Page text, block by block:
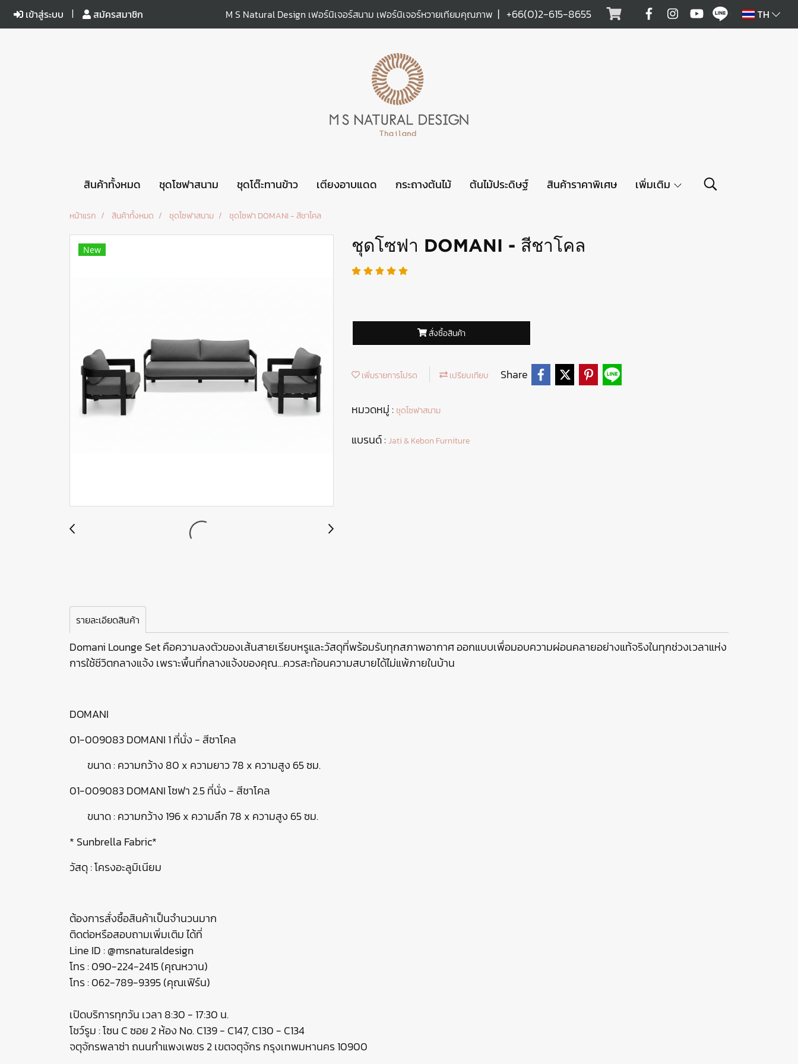
เข้าสู่ระบบ สมัครสมาชิก M S Natural Design เฟอร์นิเจอร์สนาม เฟอร์นิเจอร์หวายเทียมคุณภาพ | +66(0)2-615-8655 TH
สินค้าทั้งหมด ชุดโซฟาสนาม ชุดโต๊ะทานข้าว เตียงอาบแดด กระถางต้นไม้ ต้นไม้ประดิษฐ์ สินค้าราคาพิเศษ เพิ่มเติม
หน้าแรก สินค้าทั้งหมด ชุดโซฟาสนาม ชุดโซฟา DOMANI - สีชาโคล
New ชุดโซฟา DOMANI - สีชาโคล
สั่งซื้อสินค้า
เพิ่มรายการโปรด เปรียบเทียบ Share
หมวดหมู่ :ชุดโซฟาสนาม
แบรนด์ :Jati & Kebon Furniture
รายละเอียดสินค้า
Domani Lounge Set คือความลงตัวของเส้นสายเรียบหรูและวัสดุที่พร้อมรับทุกสภาพอากาศ ออกแบบเพื่อมอบความผ่อนคลายอย่างแท้จริงในทุกช่วงเวลาแห่ง
การใช้ชีวิตกลางแจ้ง เพราะพื้นที่กลางแจ้งของคุณ…ควรสะท้อนความสบายได้ไม่แพ้ภายในบ้าน
DOMANI
01-009083 DOMANI 1 ที่นั่ง - สีชาโคล
ขนาด : ความกว้าง 80 x ความยาว 78 x ความสูง 65 ซม.
01-009083 DOMANI โซฟา 2.5 ที่นั่ง - สีชาโคล
ขนาด : ความกว้าง 196 x ความลึก 78 x ความสูง 65 ซม.
* Sunbrella Fabric*
วัสดุ : โครงอะลูมิเนียม
ต้องการสั่งซื้อสินค้าเป็นจำนวนมาก
ติดต่อหรือสอบถามเพิ่มเติม ได้ที่
Line ID : @msnaturaldesign
โทร : 090-224-2415 (คุณหวาน)
โทร : 062-789-9395 (คุณเฟิร์น)
เปิดบริการทุกวัน เวลา 8:30 - 17:30 น.
โชว์รูม : โซน C ซอย 2 ห้อง No. C139 - C147, C130 - C134
จตุจักรพลาซ่า ถนนกำแพงเพชร 2 เขตจตุจักร กรุงเทพมหานคร 10900